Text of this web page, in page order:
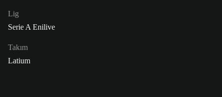
Lig
Serie A Enilive
Takım
Latium